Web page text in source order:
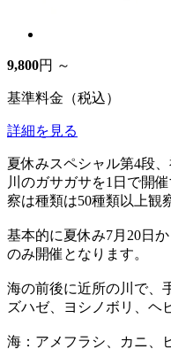
9,800円 ～
基準料金（税込）
詳細を見る
夏休みスペシャル第4段
川のガサガサを1日で開
察は種類は50種類以上観
基本的に夏休み7月20日
のみ開催となります。
海の前後に近所の川で、
ズハゼ、ヨシノボリ、ヘ
海：アメフラシ、カニ、